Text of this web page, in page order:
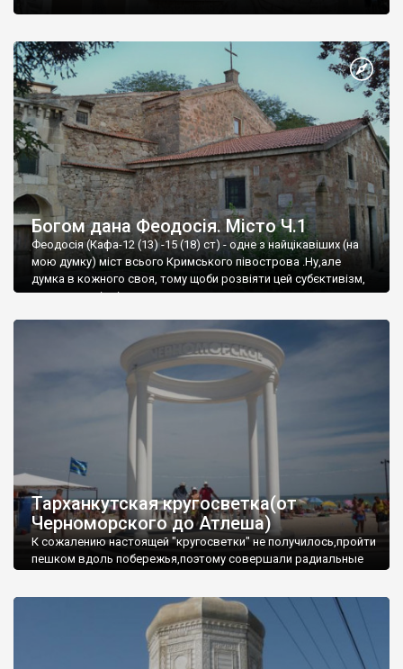
Богом дана Феодосія. Місто Ч.1
Феодосія (Кафа-12 (13) -15 (18) ст) - одне з найцікавіших (на
мою думку) міст всього Кримського півострова .Ну,але
думка в кожного своя, тому щоби розвіяти цей субєктивізм,
запрошую відвідати це
Тарханкутская кругосветка(от
Черноморского до Атлеша)
К сожалению настоящей "кругосветки" не получилось,пройти
пешком вдоль побережья,поэтому совершали радиальные